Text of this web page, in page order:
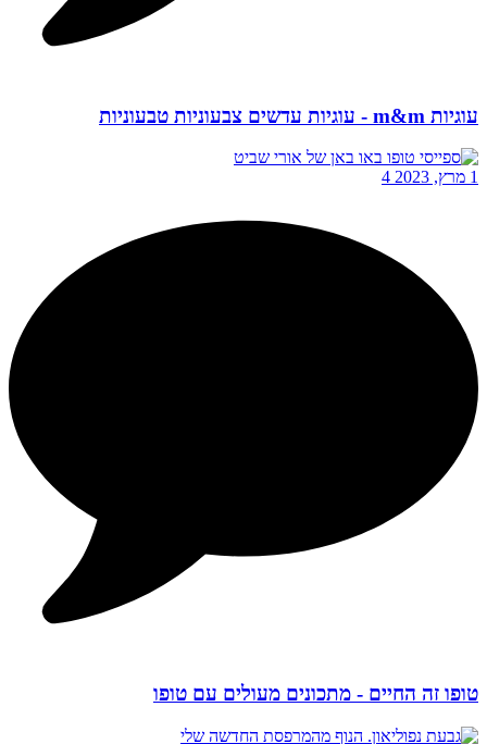
עוגיות m&m - עוגיות עדשים צבעוניות טבעוניות
1 מרץ, 2023 4
טופו זה החיים - מתכונים מעולים עם טופו